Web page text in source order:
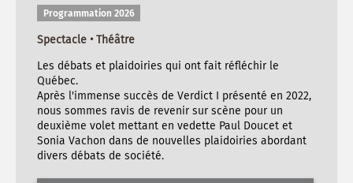
Programmation 2026
Spectacle • Théâtre
Les débats et plaidoiries qui ont fait réfléchir le
Québec.
Après l'immense succès de Verdict I présenté en 2022,
nous sommes ravis de revenir sur scène pour un
deuxième volet mettant en vedette Paul Doucet et
Sonia Vachon dans de nouvelles plaidoiries abordant
divers débats de société.